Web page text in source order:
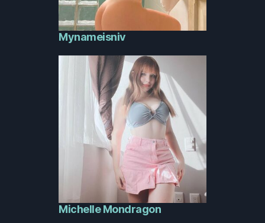
Mynameisniv
Michelle Mondragon